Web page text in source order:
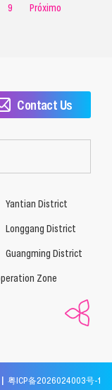
9 Próximo
Contact Us
Yantian District
Longgang District
Guangming District
Zone
粤ICP备2026024003号-1